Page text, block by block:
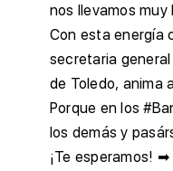
nos llevamos
Con esta energía
secretaria
de Toledo, anima
Porque en los
los demás y
¡Te esperamos! ➡